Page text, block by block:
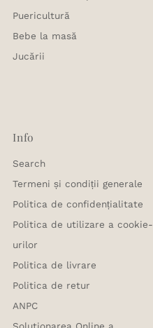
Puericultură
Bebe la masă
Jucării
Info
Search
Termeni și condiții generale
Politica de confidențialitate
Politica de utilizare a cookie-
urilor
Politica de livrare
Politica de retur
ANPC
Solutionarea Online a